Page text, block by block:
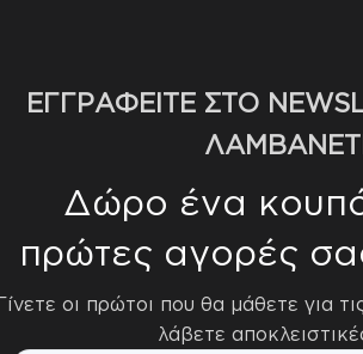
ΕΓΓΡΑΦΕΙΤΕ ΣΤΟ
Δώρο ένα
πρώτες αγορές
οι πρώτοι που θα μάθετε για
λάβετε
4-10 ημέρες 6